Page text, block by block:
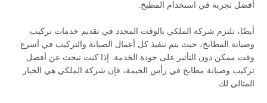
أفضل تجربة في استخدام المطبخ.
أيضًا، تلتزم شركة الملكي بالوقت المحدد في تقديم خدمات تركيب
وصيانة المطابخ، حيث يتم تنفيذ كل أعمال الصيانة والتركيب في أسرع
وقت ممكن دون التأثير على جودة الخدمة. إذا كنت تبحث عن أفضل
تركيب وصيانة مطابخ في رأس الخيمة، فإن شركة الملكي هي الخيار
المثالي لك.